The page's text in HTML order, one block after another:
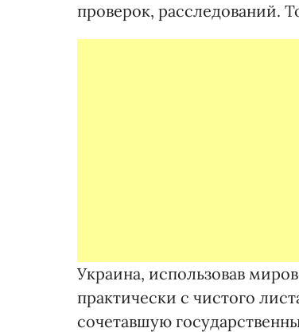
проверок, расследований.
Украина, использовав
практически с чистого
сочетавшую